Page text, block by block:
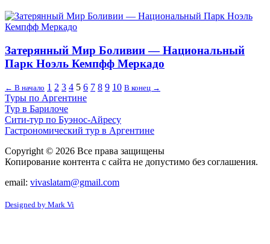
Затерянный Мир Боливии — Национальный
Парк Ноэль Кемпфф Меркадо
← В начало 1 2 3 4 5 6 7 8 9 10 В конец →
Туры по Аргентине
Тур в Барилоче
Сити-тур по Буэнос-Айресу
Гастрономический тур в Аргентине
Copyright © 2026 Все права защищены
Копирование контента с сайта не допустимо без соглашения.
email: vivaslatam@gmail.com
Designed by Mark Vi